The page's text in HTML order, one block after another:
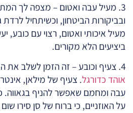
3. מעיל עבה ואטום – מצפה לך
ובביקורות הביטחון, וכשיתחיל
מעיל איכותי ואטום, רצוי עם כובע,
ביציעים הלא מקורים.
4. צעיף וכובע – זה הזמן לשלב את האקססוריז הדגליים של
אוהד כדורגל. צעיף של מילאן,
עבה ומחמם שאפשר להניף בגאווה.
על האוזניים, כי ברוח של סן סירו